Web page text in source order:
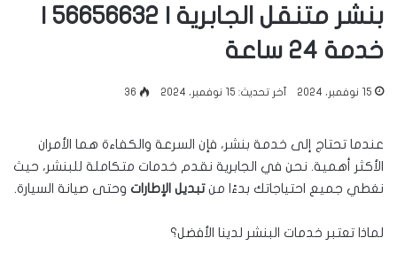
بنشر متنقل الجابرية | 56656632 |
خدمة 24 ساعة
15 نوفمبر، 2024 آخر تحديث: 15 نوفمبر، 2024 36
عندما تحتاج إلى خدمة بنشر، فإن السرعة والكفاءة هما الأمران
الأكثر أهمية. نحن في الجابرية نقدم خدمات متكاملة للبنشر، حيث
نغطي جميع احتياجاتك بدءًا منتبديل الإطارات وحتى صيانة السيارة.
لماذا تعتبر خدمات البنشر لدينا الأفضل؟